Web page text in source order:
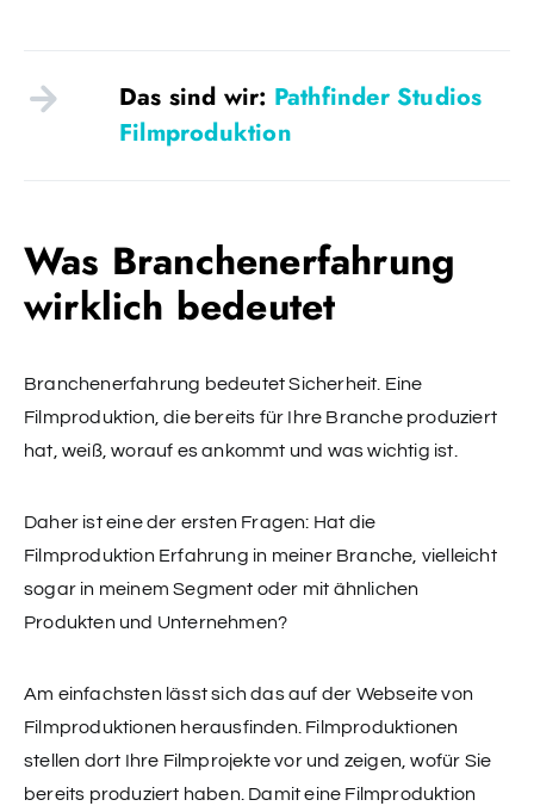
Das sind wir: Pathfinder Studios
Filmproduktion
Was Branchenerfahrung
wirklich bedeutet
Branchenerfahrung bedeutet Sicherheit. Eine
Filmproduktion, die bereits für Ihre Branche produziert
hat, weiß, worauf es ankommt und was wichtig ist.
Daher ist eine der ersten Fragen: Hat die
Filmproduktion Erfahrung in meiner Branche, vielleicht
sogar in meinem Segment oder mit ähnlichen
Produkten und Unternehmen?
Am einfachsten lässt sich das auf der Webseite von
Filmproduktionen herausfinden. Filmproduktionen
stellen dort Ihre Filmprojekte vor und zeigen, wofür Sie
bereits produziert haben. Damit eine Filmproduktion